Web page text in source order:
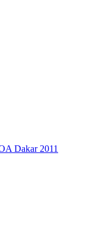
Dakar 2011